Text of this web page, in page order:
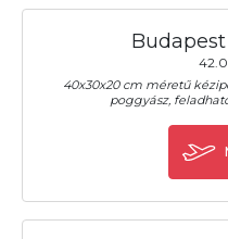
40x30x20 cm méretű
poggyász,